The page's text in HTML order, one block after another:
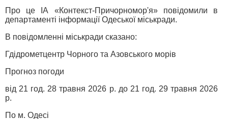
Про це ІА «Контекст-Причорномор'я» повідомили в
департаменті інформації Одеської міськради.
В повідомленні міськради сказано:
Гдідрометцентр Чорного та Азовського морів
Прогноз погоди
від 21 год. 28 травня 2026 р. до 21 год. 29 травня 2026
р.
По м. Одесі